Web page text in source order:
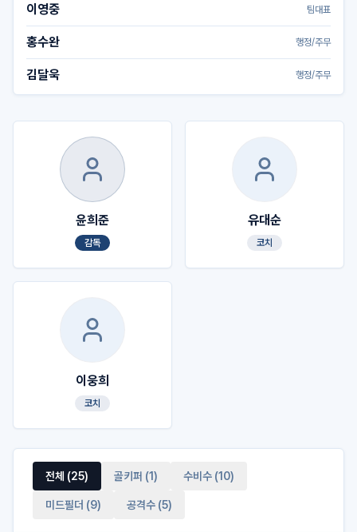
이영중 팀대표
홍수완 행정/주무
김달욱 행정/주무
윤희준
감독
유대순
코치
이웅희
코치
전체 (25) 골키퍼 (1) 수비수 (10)
미드필더 (9) 공격수 (5)